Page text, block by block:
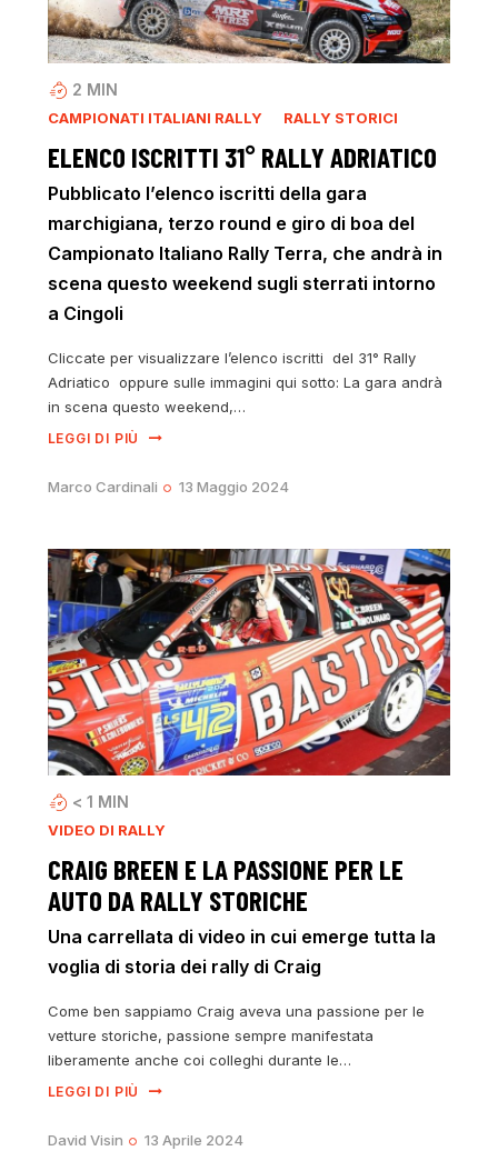
2 MIN
CAMPIONATI ITALIANI RALLY RALLY STORICI
ELENCO ISCRITTI 31° RALLY ADRIATICO
Pubblicato l’elenco iscritti della gara
marchigiana, terzo round e giro di boa del
Campionato Italiano Rally Terra, che andrà in
scena questo weekend sugli sterrati intorno
a Cingoli
Cliccate per visualizzare l’elenco iscritti del 31° Rally
Adriatico oppure sulle immagini qui sotto: La gara andrà
in scena questo weekend,…
LEGGI DI PIÙ
Marco Cardinali 13 Maggio 2024
< 1 MIN
VIDEO DI RALLY
CRAIG BREEN E LA PASSIONE PER LE
AUTO DA RALLY STORICHE
Una carrellata di video in cui emerge tutta la
voglia di storia dei rally di Craig
Come ben sappiamo Craig aveva una passione per le
vetture storiche, passione sempre manifestata
liberamente anche coi colleghi durante le…
LEGGI DI PIÙ
David Visin 13 Aprile 2024